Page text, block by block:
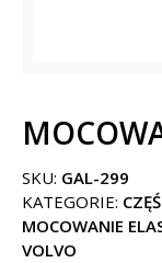
SKU: GAL-299
KATEGORIE:
MOCOWANIE
VOLVO